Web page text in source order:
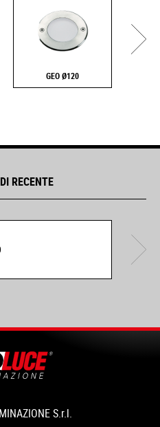
GEO Ø120
RECENTE
S.r.l.